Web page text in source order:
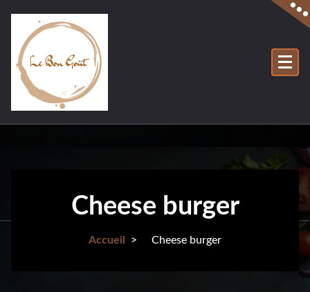
Cheese burger
Accueil > Cheese burger